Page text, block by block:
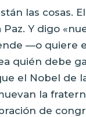
las cosas.
Paz. Y digo
—o quiere
quién debe
el Nobel de
la
de